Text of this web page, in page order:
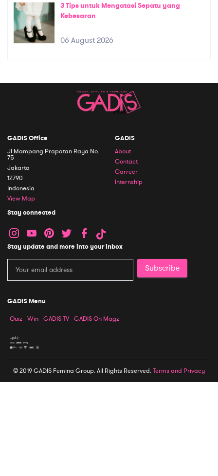
3 Tips untuk Mengatasi Sepatu yang
Kebesaran
06 August 2026
GADIS Office
Jl Mampang Prapatan Raya No.
75
Jakarta
12790
Indonesia
View Map
GADIS
About
Contact
Carreer
Internship
Stay connected
Stay update and more into your inbox
Subscribe
GADIS Menu
Quiz Win GADIS TV GADIS On Magz
© 2019 GADIS Femina Group. All Rights Reserved.Terms and Privacy